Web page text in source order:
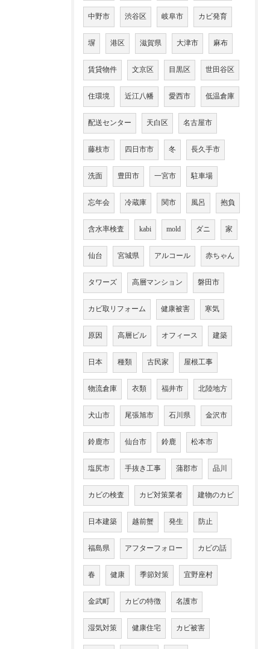
中野市 渋谷区 岐阜市 カビ発育
塀 港区 滋賀県 大津市 麻布
賃貸物件 文京区 目黒区 世田谷区
住環境 近江八幡 愛西市 低温倉庫
配送センター 天白区 名古屋市
藤枝市 四日市市 冬 長久手市
洗面 豊田市 一宮市 駐車場
忘年会 冷蔵庫 関市 風呂 抱負
含水率検査 kabi mold ダニ 家
仙台 宮城県 アルコール 赤ちゃん
タワーズ 高層マンション 磐田市
カビ取リフォーム 健康被害 寒気
原因 高層ビル オフィース 建築
日本 種類 古民家 屋根工事
物流倉庫 衣類 福井市 北陸地方
犬山市 尾張旭市 石川県 金沢市
鈴鹿市 仙台市 鈴鹿 松本市
塩尻市 手抜き工事 蒲郡市 品川
カビの検査 カビ対策業者 建物のカビ
日本建築 越前蟹 発生 防止
福島県 アフターフォロー カビの話
春 健康 季節対策 宜野座村
金武町 カビの特徴 名護市
湿気対策 健康住宅 カビ被害